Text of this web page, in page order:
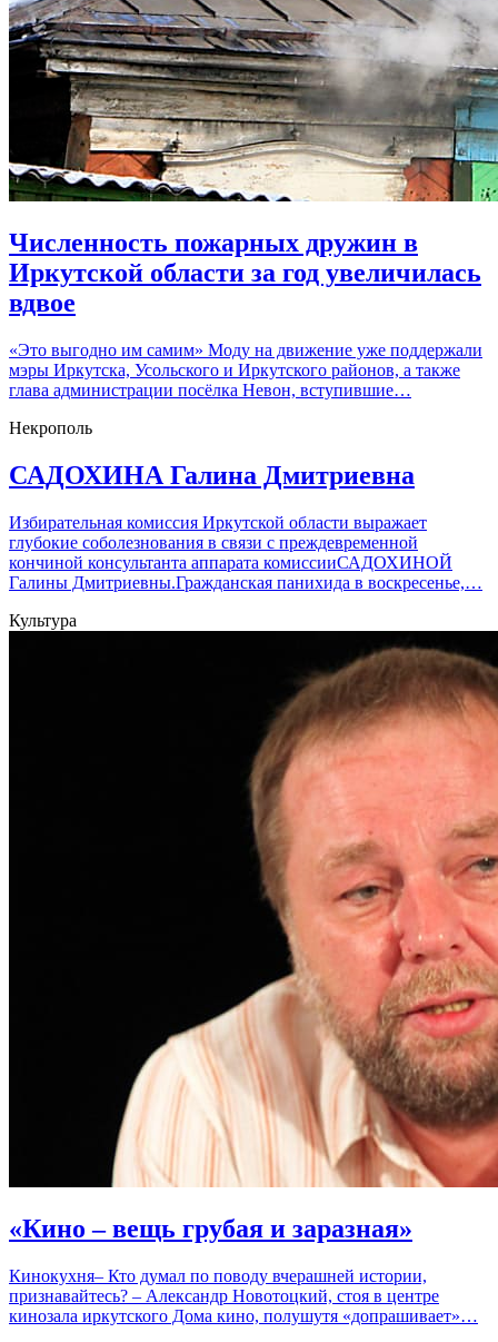
Численность пожарных дружин в
Иркутской области за год увеличилась
вдвое
«Это выгодно им самим» Моду на движение уже поддержали
мэры Иркутска, Усольского и Иркутского районов, а также
глава администрации посёлка Невон, вступившие…
Некрополь
САДОХИНА Галина Дмитриевна
Избирательная комиссия Иркутской области выражает
глубокие соболезнования в связи с преждевременной
кончиной консультанта аппарата комиссииСАДОХИНОЙ
Галины Дмитриевны.Гражданская панихида в воскресенье,…
Культура
«Кино – вещь грубая и заразная»
Кинокухня– Кто думал по поводу вчерашней истории,
признавайтесь? – Александр Новотоцкий, стоя в центре
кинозала иркутского Дома кино, полушутя «допрашивает»…